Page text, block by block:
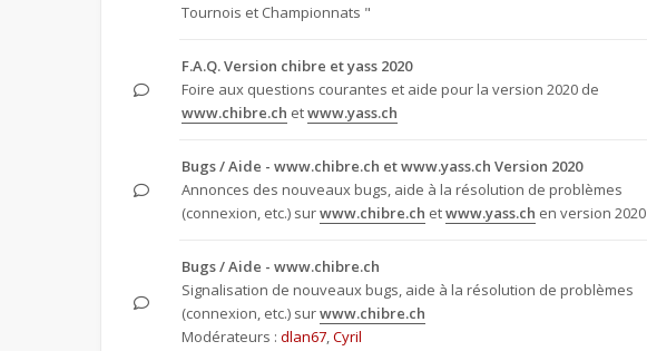
Tournois et Championnats "
F.A.Q. Version chibre et yass 2020
Foire aux questions courantes et aide pour la version 2020 de
www.chibre.ch etwww.yass.ch
Bugs / Aide - www.chibre.ch et www.yass.ch Version 2020
Annonces des nouveaux bugs, aide à la résolution de problèmes
(connexion, etc.) surwww.chibre.ch etwww.yass.ch en version 2020
Bugs / Aide - www.chibre.ch
Signalisation de nouveaux bugs, aide à la résolution de problèmes
(connexion, etc.) surwww.chibre.ch
Modérateurs : dlan67,Cyril